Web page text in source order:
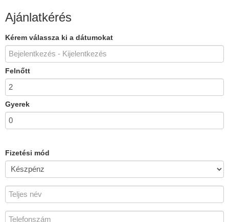
Ajánlatkérés
Kérem válassza ki a dátumokat
Felnőtt
Gyerek
Fizetési mód